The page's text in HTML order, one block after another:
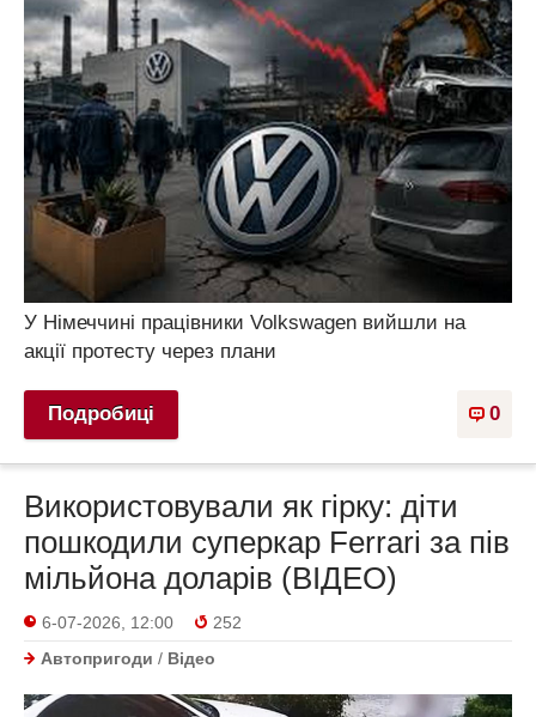
У Німеччині працівники Volkswagen вийшли на
акції протесту через плани
0
Подробиці
Використовували як гірку: діти
пошкодили суперкар Ferrari за пів
мільйона доларів (ВІДЕО)
6-07-2026, 12:00
252
Автопригоди / Відео